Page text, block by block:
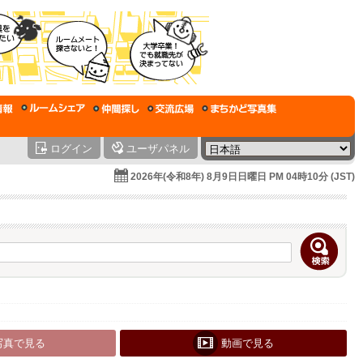
ログイン ユーザパネル
2026年(令和8年) 8月9日日曜日 PM 04時10分 (JST)
真で見る 動画で見る